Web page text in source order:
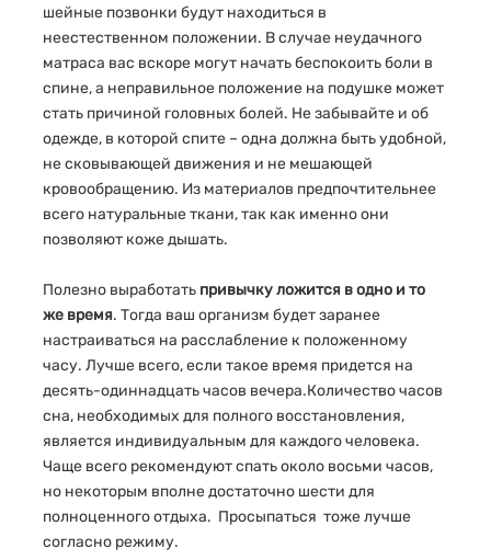
шейные позвонки будут находиться в
неестественном положении. В случае неудачного
матраса вас вскоре могут начать беспокоить боли в
спине, а неправильное положение на подушке может
стать причиной головных болей. Не забывайте и об
одежде, в которой спите – одна должна быть удобной,
не сковывающей движения и не мешающей
кровообращению. Из материалов предпочтительнее
всего натуральные ткани, так как именно они
позволяют коже дышать.
Полезно выработать привычку ложится в одно и то
же время. Тогда ваш организм будет заранее
настраиваться на расслабление к положенному
часу. Лучше всего, если такое время придется на
десять-одиннадцать часов вечера.Количество часов
сна, необходимых для полного восстановления,
является индивидуальным для каждого человека.
Чаще всего рекомендуют спать около восьми часов,
но некоторым вполне достаточно шести для
полноценного отдыха. Просыпаться тоже лучше
согласно режиму.